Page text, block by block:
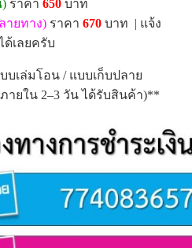
ราคา 650 บาท
ายทาง) ราคา 670 บาท | แจ้ง
ด้เลยครับ
บเล่มโอน / แบบเก็บปลาย
ยใน 2–3 วัน ได้รับสินค้า)**